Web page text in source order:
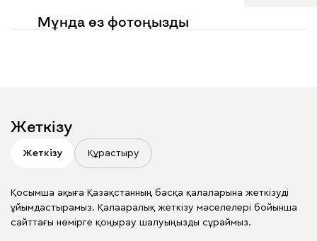
Мұнда өз фотоңызды
Жеткізу
Жеткізу Құрастыру
Қосымша ақыға Қазақстанның басқа қалаларына жеткізуді
ұйымдастырамыз. Қалааралық жеткізу мәселелері бойынша
сайттағы нөмірге қоңырау шалуыңызды сұраймыз.